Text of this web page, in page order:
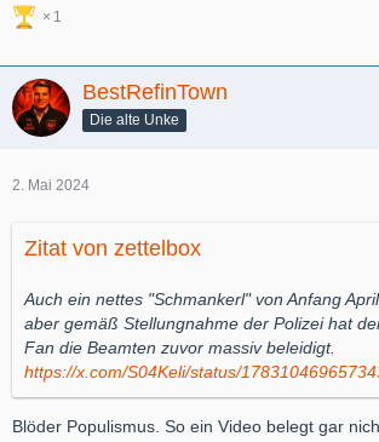
1
BestRefinTown
Die alte Unke
2. Mai 2024
Zitat von zettelbox
Auch ein nettes "Schmankerl" von Anfang
aber gemäß Stellungnahme der Polizei hat
Fan die Beamten zuvor massiv beleidigt.
https://x.com/S04Keli/status/
Blöder Populismus. So ein Video belegt gar